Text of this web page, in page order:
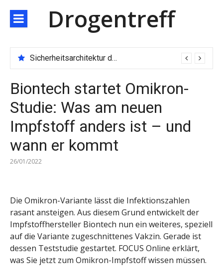
zum
Inhalt
Drogentreff
Sicherheitsarchitektur der nächsten Generation: JARXE kombiniert Multi-Wallet und MPC als Schutzschild für digitales Vertrauen
Biontech startet Omikron-
Studie: Was am neuen
Impfstoff anders ist – und
wann er kommt
26/01/2022
Die Omikron-Variante lässt die Infektionszahlen
rasant ansteigen. Aus diesem Grund entwickelt der
Impfstoffhersteller Biontech nun ein weiteres, speziell
auf die Variante zugeschnittenes Vakzin. Gerade ist
dessen Teststudie gestartet. FOCUS Online erklärt,
was Sie jetzt zum Omikron-Impfstoff wissen müssen.